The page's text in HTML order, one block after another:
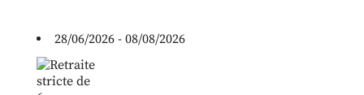
28/06/2026 - 08/08/2026